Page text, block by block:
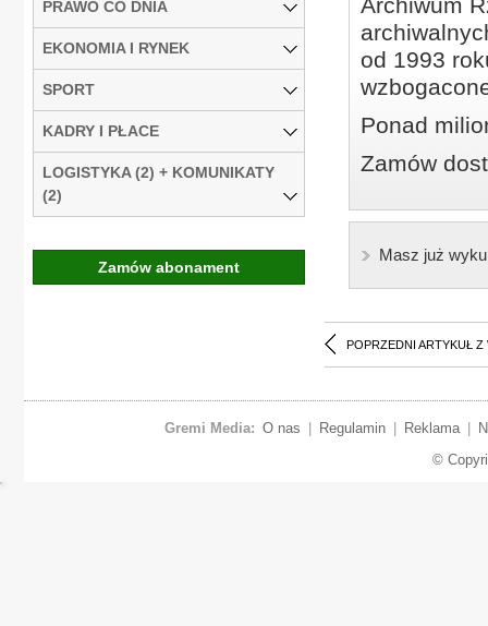
od 1993
Ponad
Zamów
Masz już
POPRZEDNI ARTYKUŁ Z
PRAWO CO DNIA
EKONOMIA I RYNEK
SPORT
KADRY I PŁACE
LOGISTYKA (2) + KOMUNIKATY
(2)
Zamów abonament
Gremi Media: O nas Regulamin Reklama
©